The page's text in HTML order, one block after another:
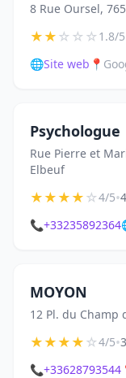
8 Rue Oursel,
★★☆☆☆1.8/5
🌐Site web 📍
Psychologue
Rue Pierre et
Elbeuf
★★★★☆4/5•
📞+33235892364
MOYON
12 Pl. du Champ
★★★★☆4/5•
📞+33628793544